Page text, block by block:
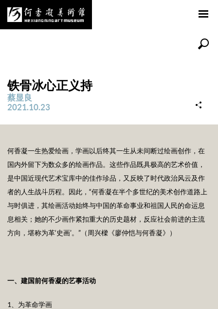
铁骨冰心正义持
蔡显良
2021.10.23
何香凝一生热爱绘画，学画以后终其一生从未间断过绘画创作，在
国内外留下为数众多的绘画作品。这些作品既具极高的艺术价值，
是中国近现代艺术宝库中的佳作珍品，又反映了时代政治风云及作
者的人生战斗历程。因此，“何香凝在半个多世纪的美术创作道路上
与时俱进，其绘画活动始终与中国的革命事业和祖国人民的命运息
息相关；她的不少画作紧扣重大的历史题材，反应社会前进的主流
方向，堪称为革‘史画’。”（周兴樑《廖仲恺与何香凝》）
一、建国前何香凝的艺事活动
1、为革命学画